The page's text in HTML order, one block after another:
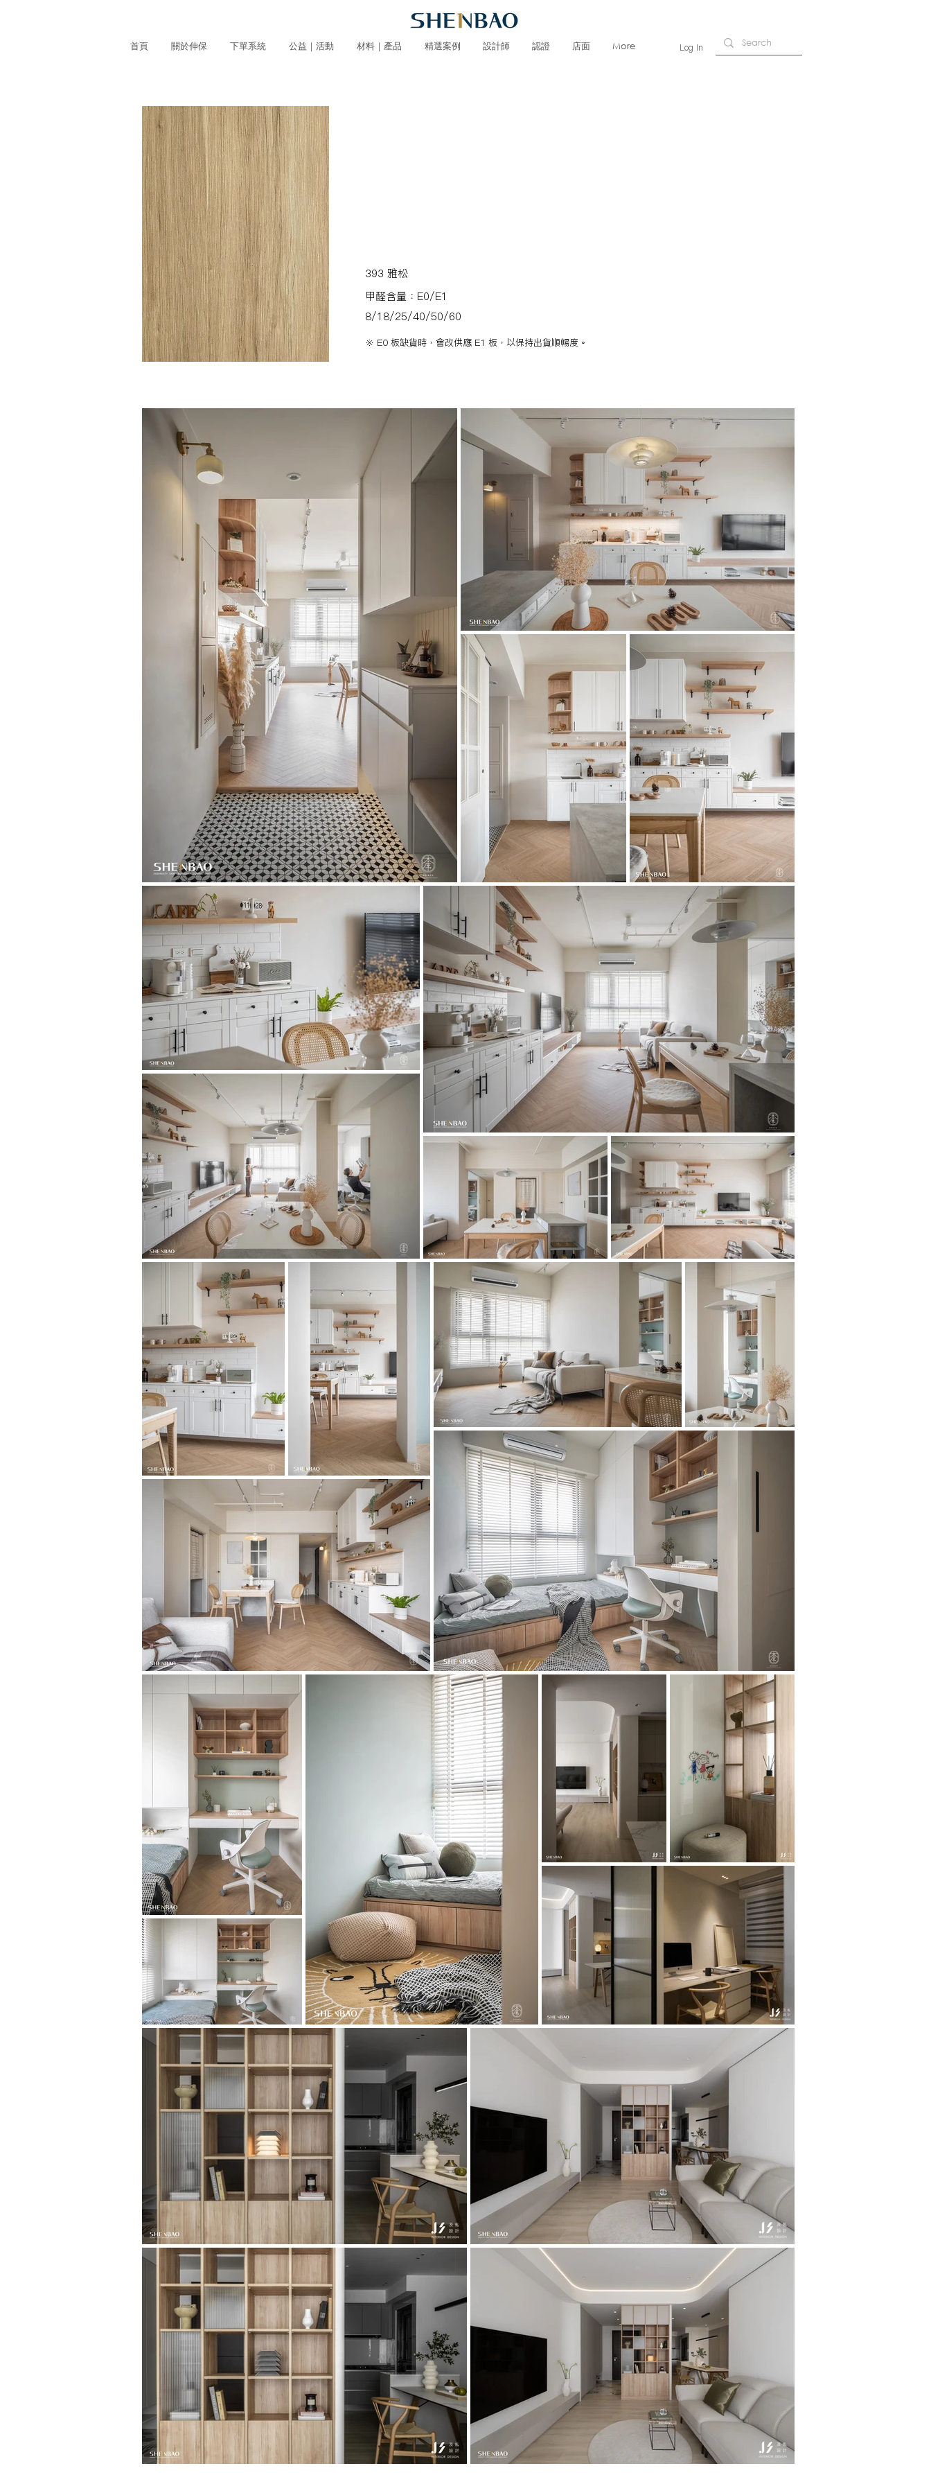
首頁 關於伸保 下單系統 公益｜活動 材料｜產品 精選案例 設計師 認證 店面 More Log In
393 雅松 Caya
393 雅松
甲醛含量：E0/E1
8/18/25/40/50/60
※ E0 板缺貨時，會改供應 E1 板，以保持出貨順暢度。